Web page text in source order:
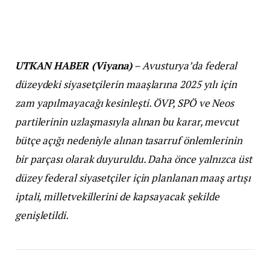
UTKAN HABER (Viyana)– Avusturya’da federal
düzeydeki siyasetçilerin maaşlarına 2025 yılı için
zam yapılmayacağı kesinleşti. ÖVP, SPÖ ve Neos
partilerinin uzlaşmasıyla alınan bu karar, mevcut
bütçe açığı nedeniyle alınan tasarruf önlemlerinin
bir parçası olarak duyuruldu. Daha önce yalnızca üst
düzey federal siyasetçiler için planlanan maaş artışı
iptali, milletvekillerini de kapsayacak şekilde
genişletildi.